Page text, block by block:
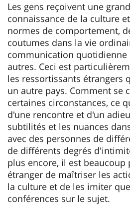
Les gens reçoivent une
connaissance de la culture
normes de comportement,
coutumes dans la vie
communication quotidienne
autres. Ceci est
les ressortissants étrangers
un autre pays. Comment se
certaines circonstances, ce
d'une rencontre et d'un
subtilités et les nuances
avec des personnes de
de différents degrés
plus encore, il est
étranger de maîtriser les
la culture et de les imiter
conférences sur le sujet.